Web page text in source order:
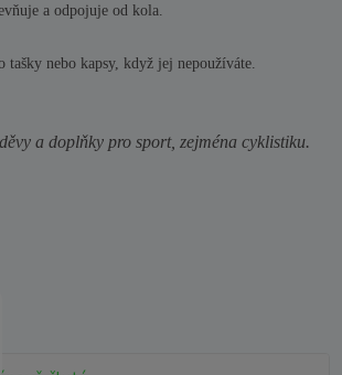
a odpojuje od kola.
nebo kapsy, když jej nepoužíváte.
a doplňky pro sport, zejména cyklistiku.